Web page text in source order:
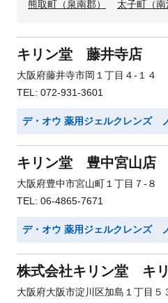
熊取町（泉南郡）
太子町（南
キリン堂 藤井寺店
大阪府藤井寺市岡１丁目４-１４
TEL: 072-931-3601
デ・オウ 薬用ジェルクレンズ
キリン堂 豊中宮山店
大阪府豊中市宮山町１丁目７-８
TEL: 06-4865-7671
デ・オウ 薬用ジェルクレンズ
株式会社キリン堂 キ
大阪府大阪市淀川区加島１丁目５